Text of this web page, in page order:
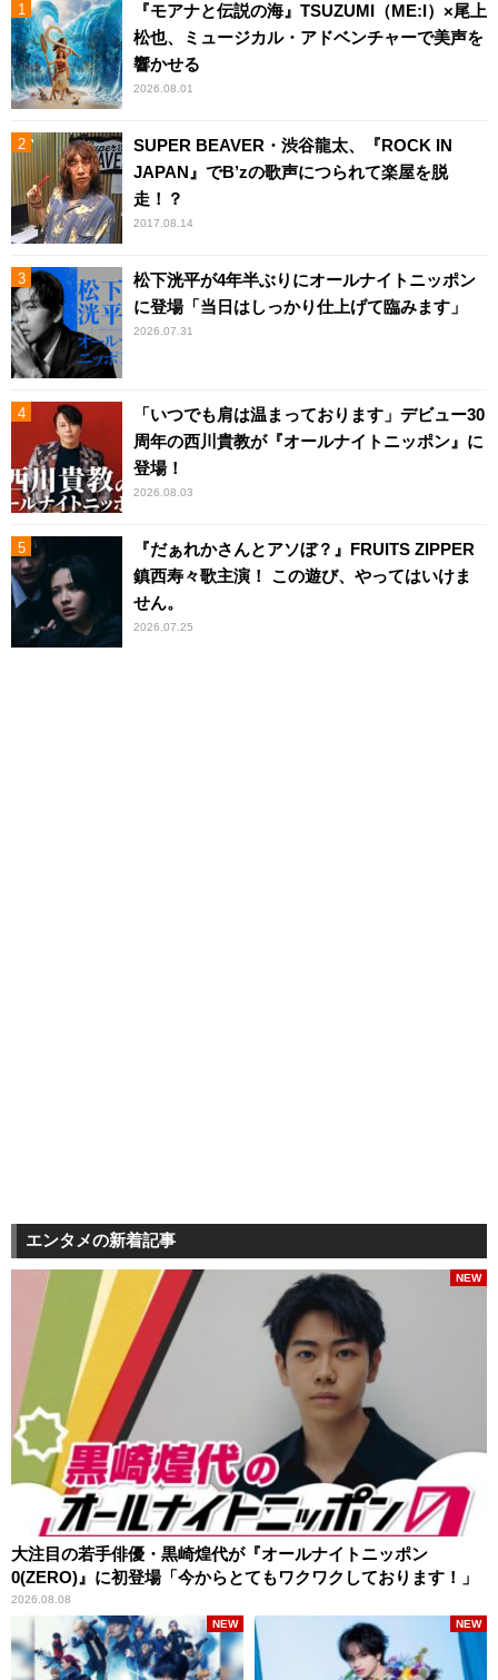
『モアナと伝説の海』TSUZUMI（ME:I）×尾上
松也、ミュージカル・アドベンチャーで美声を
響かせる
2026.08.01
SUPER BEAVER・渋谷龍太、『ROCK IN
JAPAN』でB’zの歌声につられて楽屋を脱
走！？
2017.08.14
松下洸平が4年半ぶりにオールナイトニッポン
に登場「当日はしっかり仕上げて臨みます」
2026.07.31
「いつでも肩は温まっております」デビュー30
周年の西川貴教が『オールナイトニッポン』に
登場！
2026.08.03
『だぁれかさんとアソぼ？』FRUITS ZIPPER
鎮西寿々歌主演！ この遊び、やってはいけま
せん。
2026.07.25
エンタメの新着記事
大注目の若手俳優・黒崎煌代が『オールナイトニッポン
0(ZERO)』に初登場「今からとてもワクワクしております！」
2026.08.08
NEW
NEW NEW